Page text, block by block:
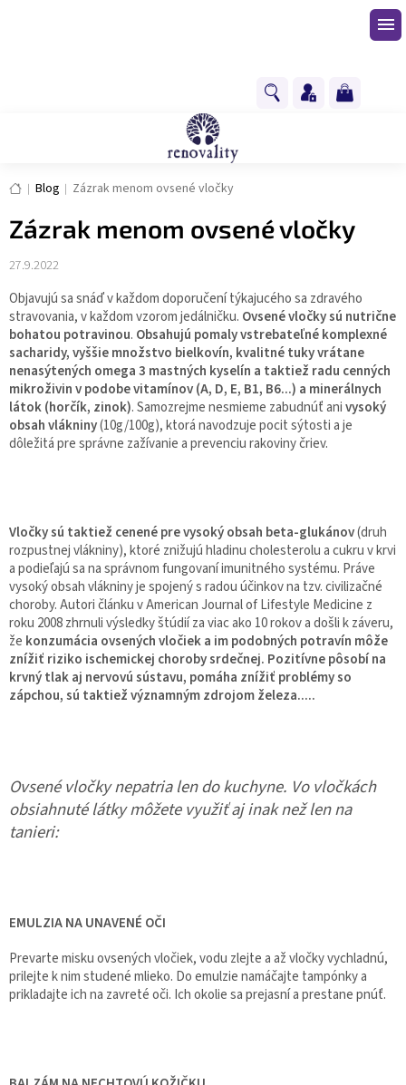
NÁKUPNÝ
Domov
Blog Zázrak menom ovsené vločky
Zázrak menom ovsené vločky
27.9.2022
Objavujú sa snáď v každom doporučení týkajucého sa zdravého
stravovania, v každom vzorom jedálničku. Ovsené vločky sú nutrične
bohatou potravinou. Obsahujú pomaly vstrebateľné komplexné
sacharidy, vyššie množstvo bielkovín, kvalitné tuky vrátane
nenasýtených omega 3 mastných kyselín a taktiež radu cenných
mikroživin v podobe vitamínov (A, D, E, B1, B6...) a minerálnych
látok (horčík, zinok). Samozrejme nesmieme zabudnúť anivysoký
obsah vlákniny(10g/100g), ktorá navodzuje pocit sýtosti a je
dôležitá pre správne zažívanie a prevenciu rakoviny čriev.
Vločky sú taktiež cenené pre vysoký obsah beta-glukánov(druh
rozpustnej vlákniny), ktoré znižujú hladinu cholesterolu a cukru v krvi
a podieľajú sa na správnom fungovaní imunitného systému. Práve
vysoký obsah vlákniny je spojený s radou účinkov na tzv. civilizačné
choroby. Autori článku v American Journal of Lifestyle Medicine z
roku 2008 zhrnuli výsledky štúdií za viac ako 10 rokov a došli k záveru,
že konzumácia ovsených vločiek a im podobných potravín môže
znížiť riziko ischemickej choroby srdečnej. Pozitívne pôsobí na
krvný tlak aj nervovú sústavu, pomáha znížiť problémy so
zápchou, sú taktiež významným zdrojom železa.....
Ovsené vločky nepatria len do kuchyne. Vo vločkách
obsiahnuté látky môžete využiť aj inak než len na
tanieri:
EMULZIA NA UNAVENÉ OČI
Prevarte misku ovsených vločiek, vodu zlejte a až vločky vychladnú,
prilejte k nim studené mlieko. Do emulzie namáčajte tampónky a
prikladajte ich na zavreté oči. Ich okolie sa prejasnía prestane pnúť.